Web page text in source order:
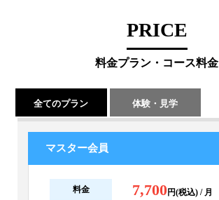
PRICE
料金プラン・コース料金
全てのプラン 体験・見学
マスター会員
料金 7,700円(税込) / 月